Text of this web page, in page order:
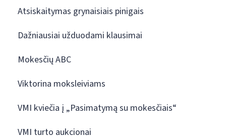
Atsiskaitymas grynaisiais pinigais
Dažniausiai užduodami klausimai
Mokesčių ABC
Viktorina moksleiviams
VMI kviečia į „Pasimatymą su mokesčiais“
VMI turto aukcionai